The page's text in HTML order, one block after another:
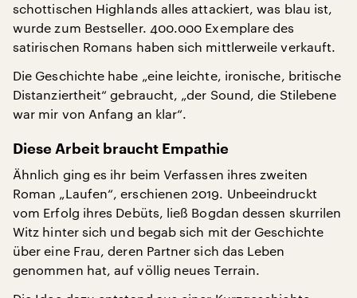
schottischen Highlands alles attackiert, was blau ist,
wurde zum Bestseller. 400.000 Exemplare des
satirischen Romans haben sich mittlerweile verkauft.
Die Geschichte habe „eine leichte, ironische, britische
Distanziertheit“ gebraucht, „der Sound, die Stilebene
war mir von Anfang an klar“.
Diese Arbeit braucht Empathie
Ähnlich ging es ihr beim Verfassen ihres zweiten
Roman „Laufen“, erschienen 2019. Unbeeindruckt
vom Erfolg ihres Debüts, ließ Bogdan dessen skurrilen
Witz hinter sich und begab sich mit der Geschichte
über eine Frau, deren Partner sich das Leben
genommen hat, auf völlig neues Terrain.